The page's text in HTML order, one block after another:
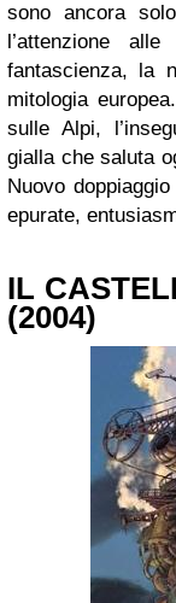
sono ancora
l’attenzione
fantascienza, la
mitologia
sulle Alpi,
gialla che saluta
Nuovo
epurate,
IL
(2004)